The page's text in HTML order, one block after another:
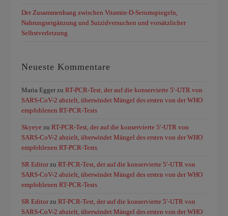
Der Zusammenhang zwischen Vitamin-D-Serumspiegeln,
Nahrungsergänzung und Suizidversuchen und vorsätzlicher
Selbstverletzung
Neueste Kommentare
Maria Egger zuRT-PCR-Test, der auf die konservierte 5′-UTR von
SARS-CoV-2 abzielt, überwindet Mängel des ersten von der WHO
empfohlenen RT-PCR-Tests
Skyeye zuRT-PCR-Test, der auf die konservierte 5′-UTR von
SARS-CoV-2 abzielt, überwindet Mängel des ersten von der WHO
empfohlenen RT-PCR-Tests
SR EditorzuRT-PCR-Test, der auf die konservierte 5′-UTR von
SARS-CoV-2 abzielt, überwindet Mängel des ersten von der WHO
empfohlenen RT-PCR-Tests
SR EditorzuRT-PCR-Test, der auf die konservierte 5′-UTR von
SARS-CoV-2 abzielt, überwindet Mängel des ersten von der WHO